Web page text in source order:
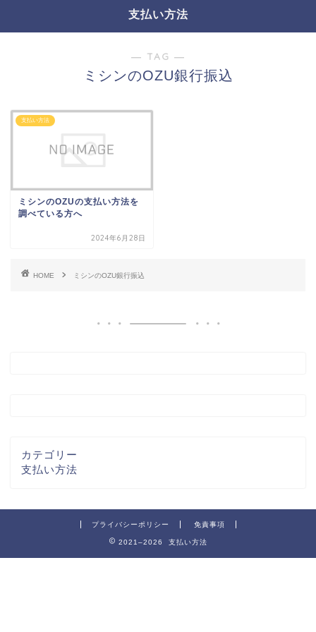
支払い方法
― TAG ―
ミシンのOZU銀行振込
支払い方法
ミシンのOZUの支払い方法を
調べている方へ
2024年6月28日
HOME ミシンのOZU銀行振込
カテゴリー
支払い方法
プライバシーポリシー 免責事項
2021–2026 支払い方法